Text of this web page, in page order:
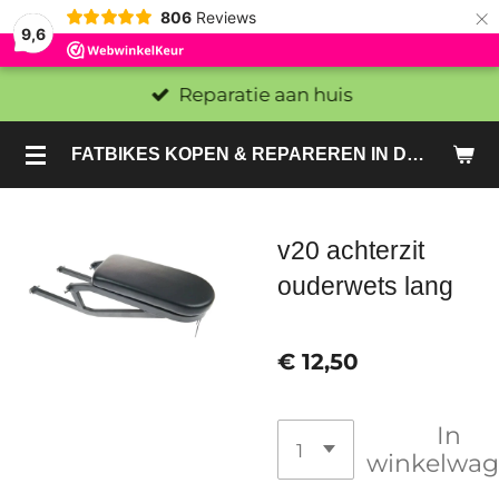
9,6
806 Reviews ×
FATBIKES KOPEN & REPAREREN IN DEN HAAG EN ZOETERMEER - SACHE BIKES
Reparatie aan huis
v20 achterzit
ouderwets lang
€ 12,50
In